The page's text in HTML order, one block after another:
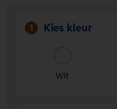
dubbele
tegelijk op.
1 Kies kleur
Wit